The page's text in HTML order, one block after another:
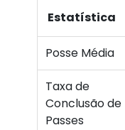
Estatística
Posse Média
Taxa de
Conclusão de
Passes